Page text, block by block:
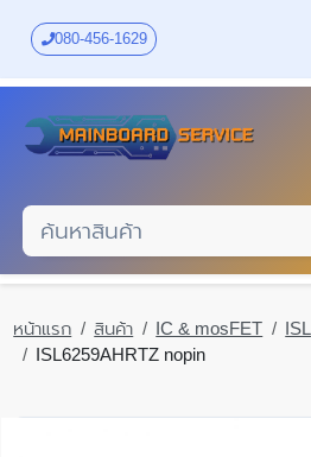
content
080-456-1629
หน้าแรก สินค้า IC & mosFET
ISL
ISL6259AHRTZ nopin